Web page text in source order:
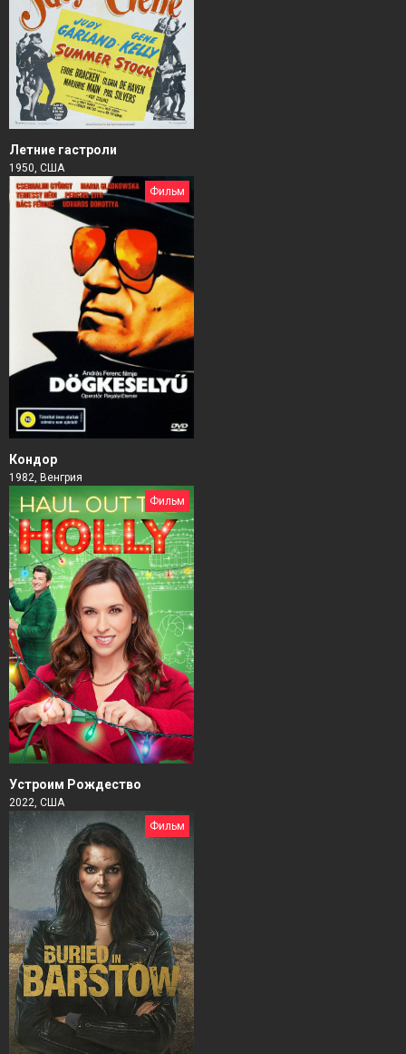
Летние гастроли
1950, США
Фильм
Кондор
1982, Венгрия
Фильм
Устроим Рождество
2022, США
Фильм